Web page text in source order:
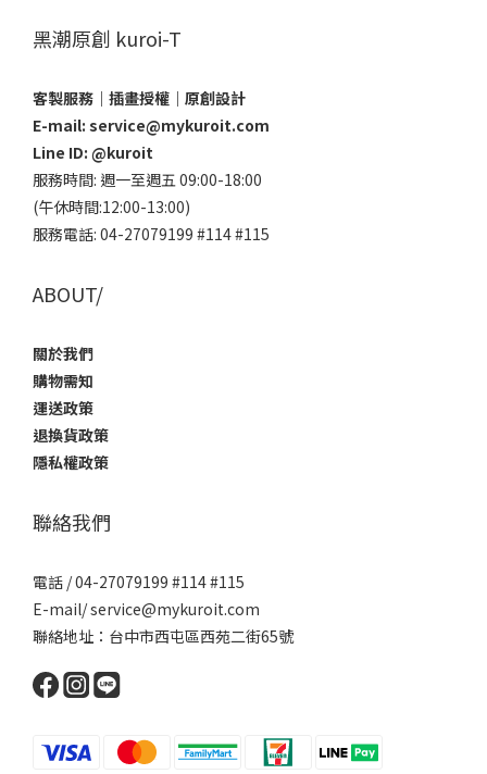
黑潮原創 kuroi-T
客製服務｜插畫授權｜原創設計
E-mail: service@mykuroit.com
Line ID: @kuroit
服務時間: 週一至週五 09:00-18:00
(午休時間:12:00-13:00)
服務電話: 04-27079199 #114 #115
ABOUT/
關於我們
購物需知
運送政策
退換貨政策
隱私權政策
聯絡我們
電話 / 04-27079199 #114 #115
E-mail/ service@mykuroit.com
聯絡地址：台中市西屯區西苑二街65號